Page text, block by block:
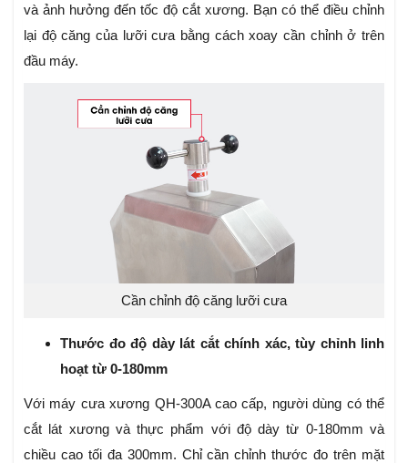
và ảnh hưởng đến tốc độ cắt xương. Bạn có thể điều chỉnh
lại độ căng của lưỡi cưa bằng cách xoay cần chỉnh ở trên
đầu máy.
Cần chỉnh độ căng lưỡi cưa
Thước đo độ dày lát cắt chính xác, tùy chỉnh linh
hoạt từ 0-180mm
Với máy cưa xương QH-300A cao cấp, người dùng có thể
cắt lát xương và thực phẩm với độ dày từ 0-180mm và
chiều cao tối đa 300mm. Chỉ cần chỉnh thước đo trên mặt